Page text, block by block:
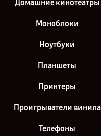
Домашние кинотеатры
Моноблоки
Ноутбуки
Планшеты
Принтеры
Проигрыватели винила
Телефоны